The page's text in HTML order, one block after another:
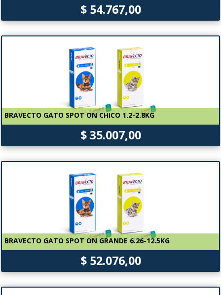
$ 54.767,00
BRAVECTO GATO SPOT ON CHICO 1.2-2.8KG
$ 35.007,00
BRAVECTO GATO SPOT ON GRANDE 6.26-12.5KG
$ 52.076,00